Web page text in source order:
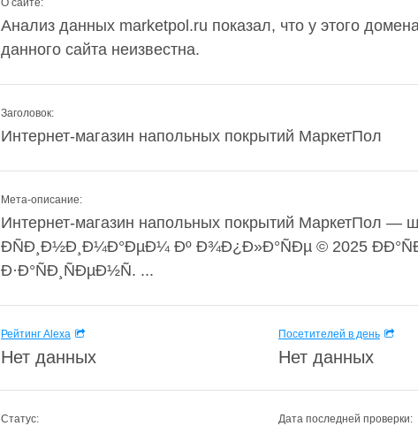
О сайте:
Анализ данных marketpol.ru показал, что у этого
данного сайта неизвестна.
Заголовок:
Интернет-магазин напольных покрытий МаркетПол
Мета-описание:
Интернет-магазин напольных покрытий МаркетПол —
ÐÑÐ¸Ð½Ð¸Ð¼Ð°ÐµÐ¼ Ðº Ð¾Ð¿Ð»Ð°ÑÐµ © 2025
Ð·Ð°ÑÐ¸ÑÐµÐ½Ñ. ...
Рейтинг Alexa
Нет данных
Посетителей в день
Нет данных
Статус: Дата последней проверки: